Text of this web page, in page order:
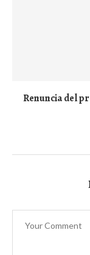
Renuncia del